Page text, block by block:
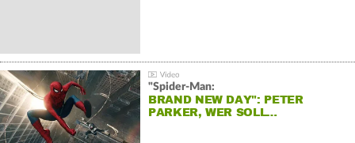
"Spider-Man:
BRAND NEW DAY": PETER
PARKER, WER SOLL…